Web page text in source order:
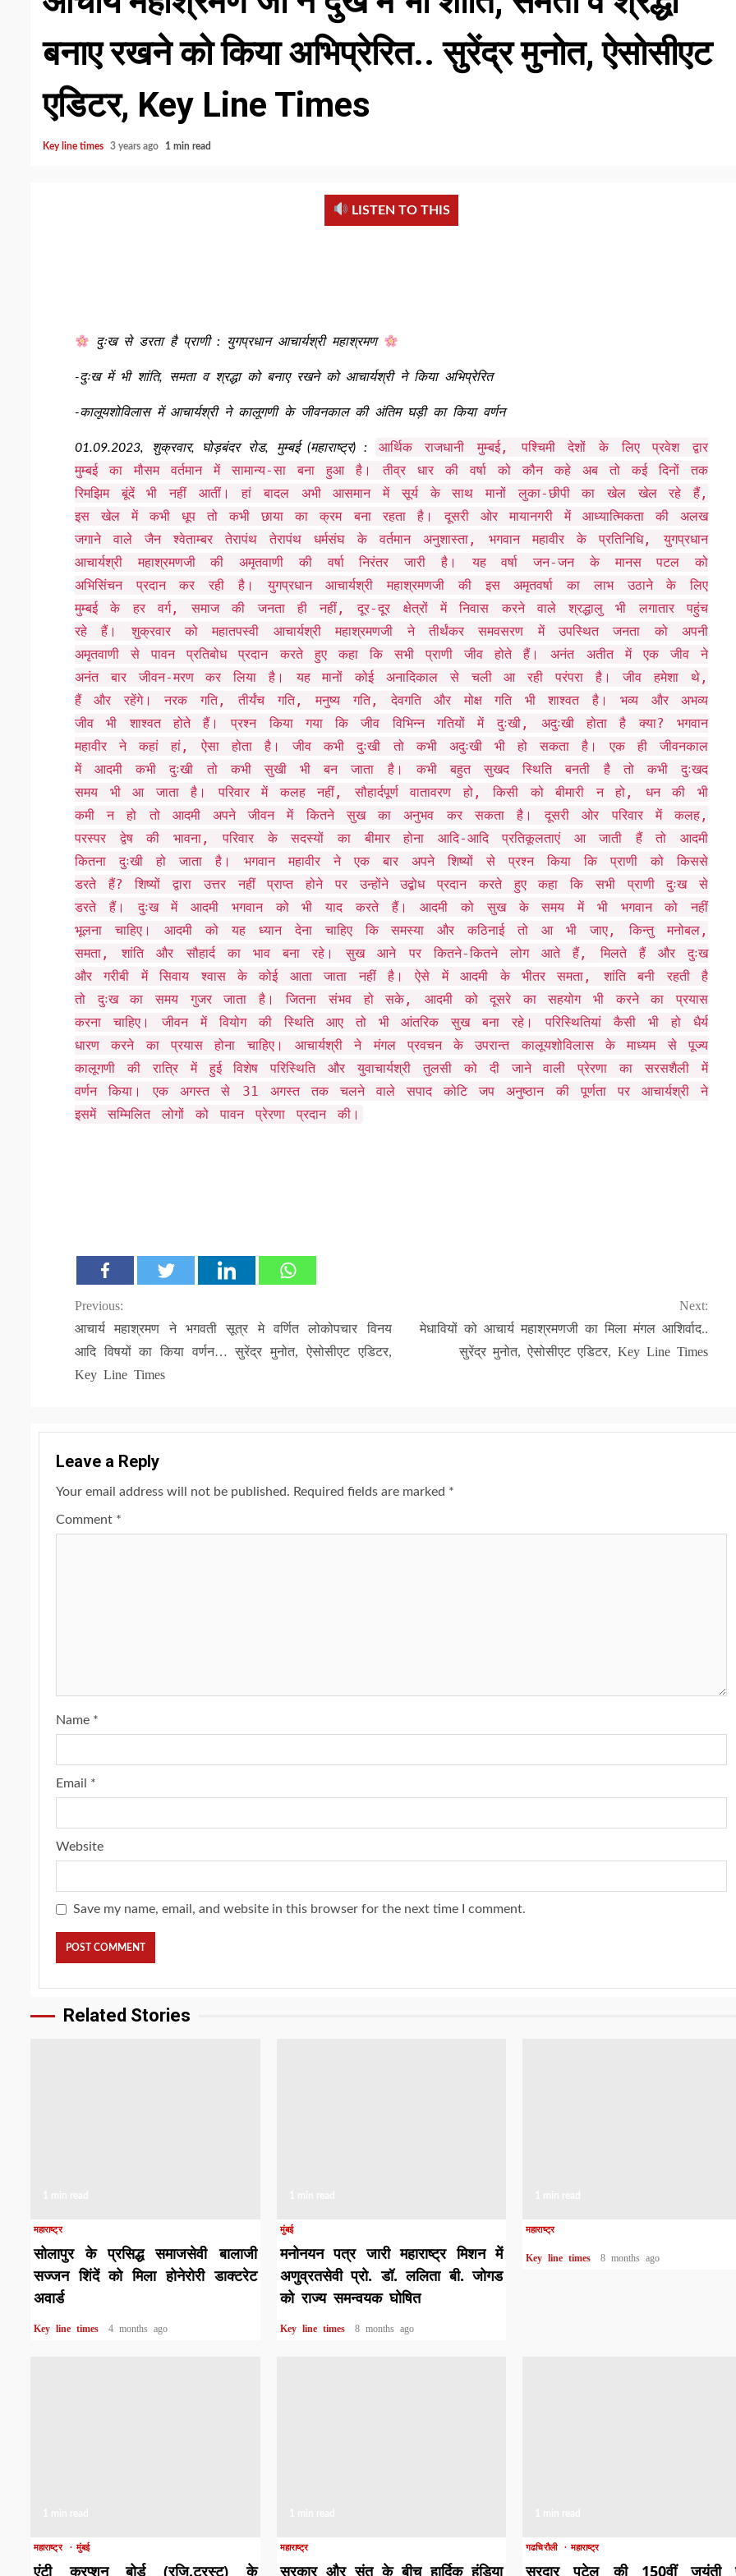
बनाए रखने को किया अभिप्रेरित.. सुरेंद्र मुनोत, ऐसोसीएट
एडिटर, Key Line Times
Key line times 3 years ago 1 min read
LISTEN TO THIS
दुःख से डरता है प्राणी : युगप्रधान आचार्यश्री महाश्रमण
-दुःख में भी शांति, समता व श्रद्धा को बनाए रखने को आचार्यश्री ने किया अभिप्रेरित
-कालूयशोविलास में आचार्यश्री ने कालूगणी के जीवनकाल की अंतिम घड़ी का किया वर्णन
01.09.2023, शुक्रवार, घोड़बंदर रोड, मुम्बई (महाराष्ट्र) :
आर्थिक राजधानी मुम्बई, पश्चिमी देशों के लिए प्रवेश द्वार
मुम्बई का मौसम वर्तमान में सामान्य-सा बना हुआ है। तीव्र धार की वर्षा को कौन कहे अब तो कई दिनों तक
रिमझिम बूंदें भी नहीं आतीं। हां बादल अभी आसमान में सूर्य के साथ मानों लुका-छीपी का खेल खेल रहे हैं,
इस खेल में कभी धूप तो कभी छाया का क्रम बना रहता है। दूसरी ओर मायानगरी में आध्यात्मिकता की अलख
जगाने वाले जैन श्वेताम्बर तेरापंथ तेरापंथ धर्मसंघ के वर्तमान अनुशास्ता, भगवान महावीर के प्रतिनिधि, युगप्रधान
आचार्यश्री महाश्रमणजी की अमृतवाणी की वर्षा निरंतर जारी है। यह वर्षा जन-जन के मानस पटल को
अभिसिंचन प्रदान कर रही है। युगप्रधान आचार्यश्री महाश्रमणजी की इस अमृतवर्षा का लाभ उठाने के लिए
मुम्बई के हर वर्ग, समाज की जनता ही नहीं, दूर-दूर क्षेत्रों में निवास करने वाले श्रद्धालु भी लगातार पहुंच
रहे हैं। शुक्रवार को महातपस्वी आचार्यश्री महाश्रमणजी ने तीर्थंकर समवसरण में उपस्थित जनता को अपनी
अमृतवाणी से पावन प्रतिबोध प्रदान करते हुए कहा कि सभी प्राणी जीव होते हैं। अनंत अतीत में एक जीव ने
अनंत बार जीवन-मरण कर लिया है। यह मानों कोई अनादिकाल से चली आ रही परंपरा है। जीव हमेशा थे,
हैं और रहेंगे। नरक गति, तीर्यंच गति, मनुष्य गति, देवगति और मोक्ष गति भी शाश्वत है। भव्य और अभव्य
जीव भी शाश्वत होते हैं। प्रश्न किया गया कि जीव विभिन्न गतियों में दुःखी, अदुःखी होता है क्या? भगवान
महावीर ने कहां हां, ऐसा होता है। जीव कभी दुःखी तो कभी अदुःखी भी हो सकता है। एक ही जीवनकाल
में आदमी कभी दुःखी तो कभी सुखी भी बन जाता है। कभी बहुत सुखद स्थिति बनती है तो कभी दुःखद
समय भी आ जाता है। परिवार में कलह नहीं, सौहार्दपूर्ण वातावरण हो, किसी को बीमारी न हो, धन की भी
कमी न हो तो आदमी अपने जीवन में कितने सुख का अनुभव कर सकता है। दूसरी ओर परिवार में कलह,
परस्पर द्वेष की भावना, परिवार के सदस्यों का बीमार होना आदि-आदि प्रतिकूलताएं आ जाती हैं तो आदमी
कितना दुःखी हो जाता है। भगवान महावीर ने एक बार अपने शिष्यों से प्रश्न किया कि प्राणी को किससे
डरते हैं? शिष्यों द्वारा उत्तर नहीं प्राप्त होने पर उन्होंने उद्बोध प्रदान करते हुए कहा कि सभी प्राणी दुःख से
डरते हैं। दुःख में आदमी भगवान को भी याद करते हैं। आदमी को सुख के समय में भी भगवान को नहीं
भूलना चाहिए। आदमी को यह ध्यान देना चाहिए कि समस्या और कठिनाई तो आ भी जाए, किन्तु मनोबल,
समता, शांति और सौहार्द का भाव बना रहे। सुख आने पर कितने-कितने लोग आते हैं, मिलते हैं और दुःख
और गरीबी में सिवाय श्वास के कोई आता जाता नहीं है। ऐसे में आदमी के भीतर समता, शांति बनी रहती है
तो दुःख का समय गुजर जाता है। जितना संभव हो सके, आदमी को दूसरे का सहयोग भी करने का प्रयास
करना चाहिए। जीवन में वियोग की स्थिति आए तो भी आंतरिक सुख बना रहे। परिस्थितियां कैसी भी हो धैर्य
धारण करने का प्रयास होना चाहिए। आचार्यश्री ने मंगल प्रवचन के उपरान्त कालूयशोविलास के माध्यम से पूज्य
कालूगणी की रात्रि में हुई विशेष परिस्थिति और युवाचार्यश्री तुलसी को दी जाने वाली प्रेरणा का सरसशैली में
वर्णन किया। एक अगस्त से 31 अगस्त तक चलने वाले सपाद कोटि जप अनुष्ठान की पूर्णता पर आचार्यश्री ने
इसमें सम्मिलित लोगों को पावन प्रेरणा प्रदान की।
Continue
Reading
Previous:
आचार्य महाश्रमण ने भगवती सूत्र मे वर्णित लोकोपचार विनय
आदि विषयों का किया वर्णन… सुरेंद्र मुनोत, ऐसोसीएट एडिटर,
Key Line Times
Next:
मेधावियों को आचार्य महाश्रमणजी का मिला मंगल आशिर्वाद..
सुरेंद्र मुनोत, ऐसोसीएट एडिटर, Key Line Times
Leave a Reply
Your email address will not be published. Required fields are marked *
Comment *
Name *
Email *
Website
Save my name, email, and website in this browser for the next time I comment.
Related Stories
महाराष्ट्र
सोलापुर के प्रसिद्ध समाजसेवी बालाजी
सज्जन शिंदें को मिला होनेरोरी डाक्टरेट
अवार्ड
Key line times 4 months ago
मुंबई
मनोनयन पत्र जारी महाराष्ट्र मिशन में
अणुव्रतसेवी प्रो. डॉ. ललिता बी. जोगड
को राज्य समन्वयक घोषित
Key line times 8 months ago
महाराष्ट्र
Key line times 8 months ago
महाराष्ट्र मुंबई
एंटी करप्शन बोर्ड (रजि.ट्रस्ट) के
महाराष्ट्र
सरकार और संत के बीच हार्दिक हुंडिया
गढचिरौली महाराष्ट्र
सरदार पटेल की 150वीं जयंती